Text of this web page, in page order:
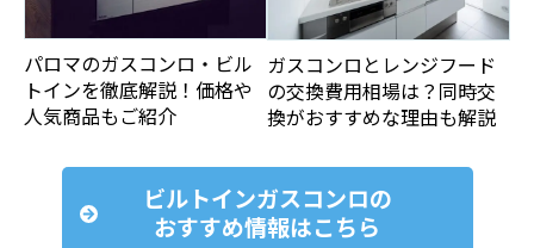
パロマのガスコンロ・ビル
トインを徹底解説！価格や
人気商品もご紹介
ガスコンロとレンジフード
の交換費用相場は？同時交
換がおすすめな理由も解説
ビルトインガスコンロの
おすすめ情報はこちら